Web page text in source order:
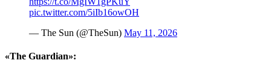
pic.twitter.com/5iIb16owOH
— The Sun (@TheSun) May 11, 2026
«The Guardian»: